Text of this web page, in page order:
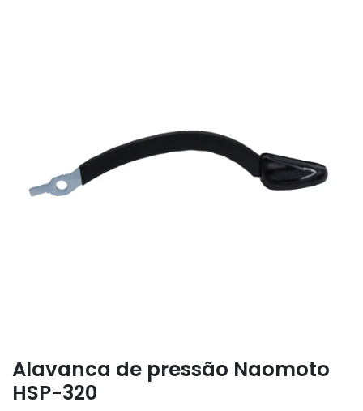
Alavanca de pressão Naomoto
HSP-320